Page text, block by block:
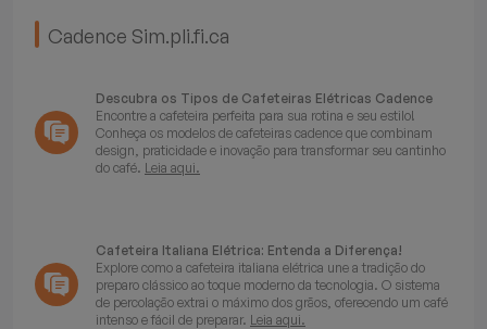
Cadence Sim.pli.fi.ca
Descubra os Tipos de Cafeteiras Elétricas Cadence
Encontre a cafeteira perfeita para sua rotina e seu estilo!
Conheça os modelos de cafeteiras cadence que combinam
design, praticidade e inovação para transformar seu cantinho
do café. Leia aqui.
Cafeteira Italiana Elétrica: Entenda a Diferença!
Explore como a cafeteira italiana elétrica une a tradição do
preparo clássico ao toque moderno da tecnologia. O sistema
de percolação extrai o máximo dos grãos, oferecendo um café
intenso e fácil de preparar. Leia aqui.